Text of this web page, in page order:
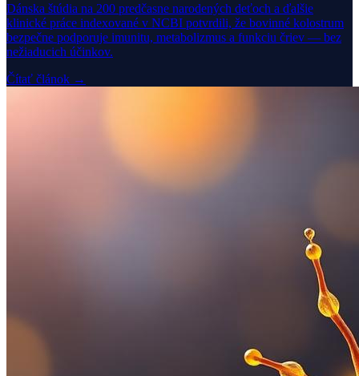
Dánska štúdia na 200 predčasne narodených deťoch a ďalšie
klinické práce indexované v NCBI potvrdili, že bovinné kolostrum
bezpečne podporuje imunitu, metabolizmus a funkciu čriev — bez
nežiaducich účinkov.
Čítať článok →